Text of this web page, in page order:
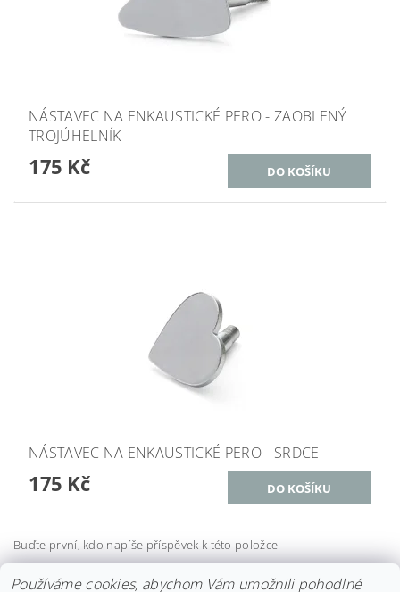
NÁSTAVEC NA ENKAUSTICKÉ PERO - ZAOBLENÝ
TROJÚHELNÍK
175 Kč
NÁSTAVEC NA ENKAUSTICKÉ PERO - SRDCE
175 Kč
Buďte první, kdo napíše příspěvek k této položce.
Přidat komentář
Používáme cookies, abychom Vám umožnili pohodlné